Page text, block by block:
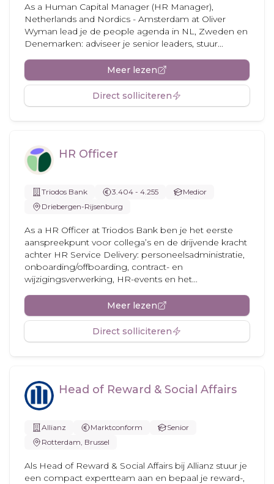
As a Human Capital Manager (HR Manager),
Netherlands and Nordics - Amsterdam at Oliver
Wyman lead je de people agenda in NL, Zweden en
Denemarken: adviseer je senior leaders, stuur...
Meer lezen
Direct solliciteren
HR Officer
Triodos Bank 3.404 - 4.255
Medior
Driebergen-Rijsenburg
As a HR Officer at Triodos Bank ben je het eerste
aanspreekpunt voor collega’s en de drijvende kracht
achter HR Service Delivery: personeelsadministratie,
onboarding/offboarding, contract- en
wijzigingsverwerking, HR-events en het...
Meer lezen
Direct solliciteren
Head of Reward & Social Affairs
Allianz Marktconform
Senior
Rotterdam, Brussel
Als Head of Reward & Social Affairs bij Allianz stuur je
een compact expertteam aan en bepaal je reward-,